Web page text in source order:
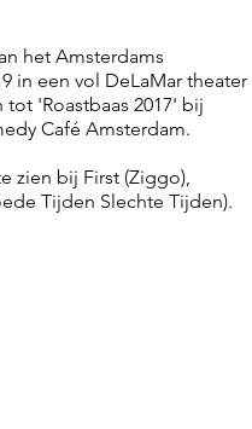
het Amsterdams
in een vol DeLaMar theater
'Roastbaas 2017' bij
Café Amsterdam.
zien bij First (Ziggo),
Tijden Slechte Tijden).